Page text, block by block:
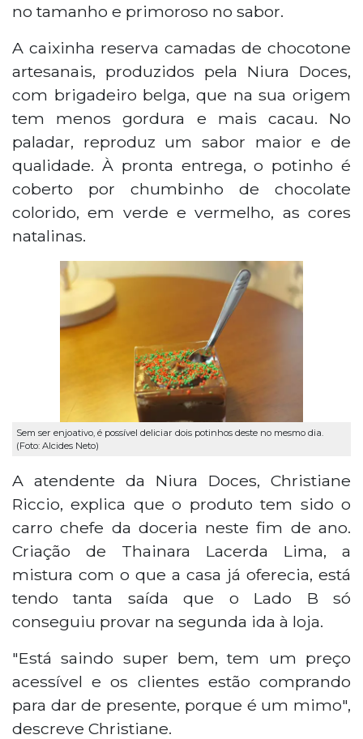
no tamanho e primoroso no sabor.
A caixinha reserva camadas de chocotone
artesanais, produzidos pela Niura Doces,
com brigadeiro belga, que na sua origem
tem menos gordura e mais cacau. No
paladar, reproduz um sabor maior e de
qualidade. À pronta entrega, o potinho é
coberto por chumbinho de chocolate
colorido, em verde e vermelho, as cores
natalinas.
Sem ser enjoativo, é possível deliciar dois potinhos deste no mesmo dia.
(Foto: Alcides Neto)
A atendente da Niura Doces, Christiane
Riccio, explica que o produto tem sido o
carro chefe da doceria neste fim de ano.
Criação de Thainara Lacerda Lima, a
mistura com o que a casa já oferecia, está
tendo tanta saída que o Lado B só
conseguiu provar na segunda ida à loja.
"Está saindo super bem, tem um preço
acessível e os clientes estão comprando
para dar de presente, porque é um mimo",
descreve Christiane.